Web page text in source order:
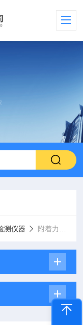
测仪器 附着力测试仪